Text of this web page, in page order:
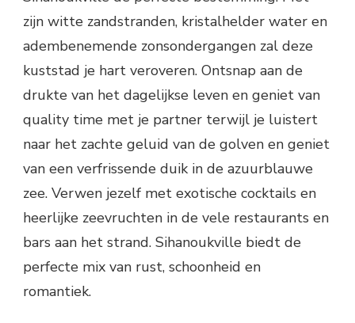
zijn witte zandstranden, kristalhelder water en
adembenemende zonsondergangen zal deze
kuststad je hart veroveren. Ontsnap aan de
drukte van het dagelijkse leven en geniet van
quality time met je partner terwijl je luistert
naar het zachte geluid van de golven en geniet
van een verfrissende duik in de azuurblauwe
zee. Verwen jezelf met exotische cocktails en
heerlijke zeevruchten in de vele restaurants en
bars aan het strand. Sihanoukville biedt de
perfecte mix van rust, schoonheid en
romantiek.